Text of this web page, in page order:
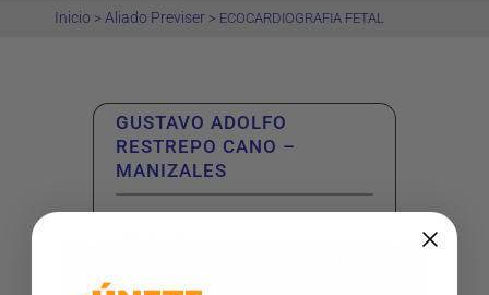
Inicio > Aliado Previser > ECOCARDIOGRAFIA FETAL
GUSTAVO ADOLFO
RESTREPO CANO –
MANIZALES
Santander